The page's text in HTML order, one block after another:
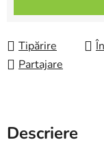
Tipărire
Partajare
Descriere